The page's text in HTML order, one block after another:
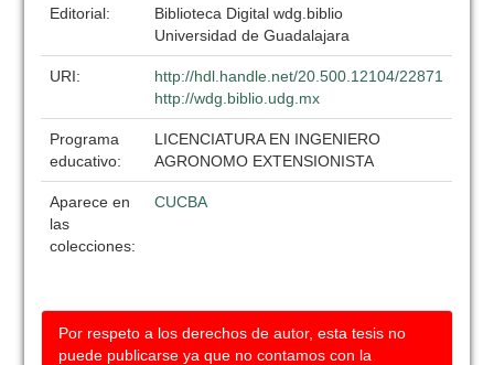
Editorial:
Biblioteca Digital wdg.biblio
Universidad de Guadalajara
URI:
http://hdl.handle.net/20.500.12104/22871
http://wdg.biblio.udg.mx
Programa
educativo:
LICENCIATURA EN INGENIERO
AGRONOMO EXTENSIONISTA
Aparece en
las
colecciones:
CUCBA
Por respeto a los derechos de autor, esta tesis no
puede publicarse ya que no contamos con la